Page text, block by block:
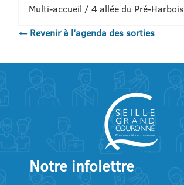
Multi-accueil / 4 allée du Pré-Harbois
← Revenir à l'agenda des sorties
Notre infolettre